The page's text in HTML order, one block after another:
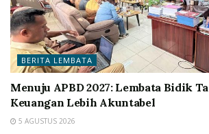
BERITA LEMBATA
Menuju APBD 2027: Lembata Bidik
Keuangan Lebih Akuntabel
5 AGUSTUS 2026